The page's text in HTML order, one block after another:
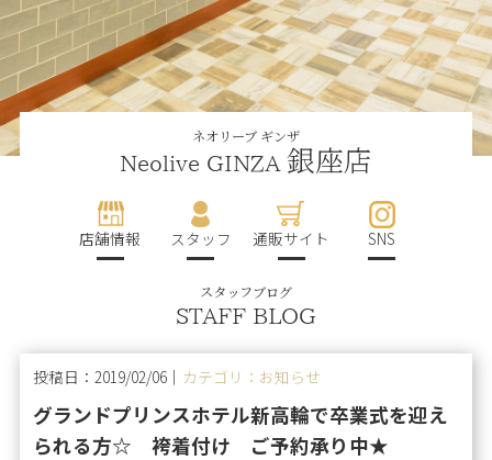
ネオリーブ ギンザ
Neolive GINZA 銀座店
店舗情報 スタッフ 通販サイト SNS
スタッフブログ
STAFF BLOG
投稿日：2019/02/06｜ カテゴリ：お知らせ
グランドプリンスホテル新高輪で卒業式を迎え
られる方☆ 袴着付け ご予約承り中★